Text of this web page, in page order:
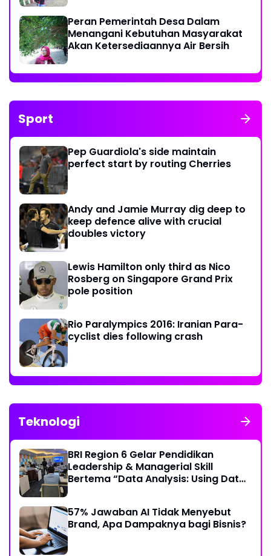
Peran Pemerintah Desa Dalam
Menangani Kebutuhan Masyarakat
Akan Ketersediaannya Air Bersih
Sport
Pep Guardiola's side maintain
perfect start by routing Cherries
Andy and Jamie Murray dig deep to
keep defence alive with crucial
doubles victory
Lewis Hamilton only third as Nico
Rosberg on Singapore Grand Prix
pole position
Rio Paralympics 2016: Iranian Para-
cyclist dies following crash
Teknologi
BRI Region 6 Gelar Pendidikan
Leadership & Managerial Skill
Bertema “Data Analysis: Using Data
57% Jawaban AI Tidak Menyebut
Brand, Apa Dampaknya bagi Bisnis?